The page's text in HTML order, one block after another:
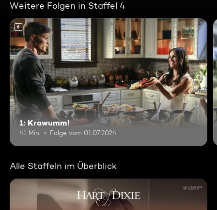
Weitere Folgen in Staffel 4
6
1: Krawumm!
41 Min. Folge vom 01.07.2024
Alle Staffeln im Überblick